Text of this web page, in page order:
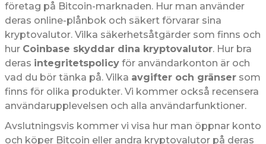
företag på Bitcoin-marknaden. Hur man använder
deras online-plånbok och säkert förvarar sina
kryptovalutor. Vilka säkerhetsåtgärder som finns och
hur Coinbase skyddar dina kryptovalutor. Hur bra
deras integritetspolicy för användarkonton är och
vad du bör tänka på. Vilka avgifter och gränser som
finns för olika produkter. Vi kommer också recensera
användarupplevelsen och alla användarfunktioner.
Avslutningsvis kommer vi visa hur man öppnar konto
och köper Bitcoin eller andra kryptovalutor på deras